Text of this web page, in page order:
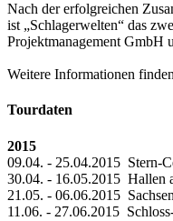
Nach der erfolgreichen
ist „Schlagerwelten“ das
Projektmanagement GmbH
Weitere Informationen
Tourdaten
2015
09.04. - 25.04.2015 Stern-
30.04. - 16.05.2015 Hallen
21.05. - 06.06.2015
11.06. - 27.06.2015